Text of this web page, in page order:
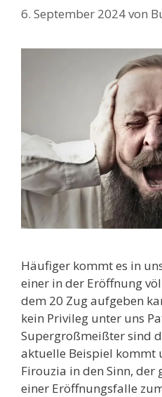
6. September 2024von
Häufiger kommt es in
einer in der Eröffnung
dem 20 Zug aufgeben
kein Privileg unter uns
Supergroßmeißter sind
aktuelle Beispiel kommt
Firouzia in den Sinn, der
einer Eröffnungsfalle